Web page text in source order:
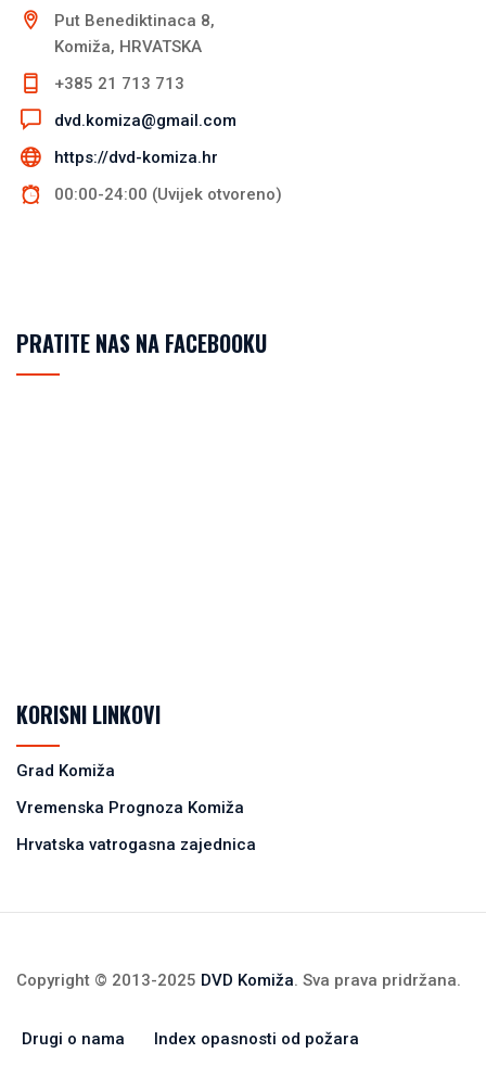
Put Benediktinaca 8,
Komiža, HRVATSKA
+385 21 713 713
dvd.komiza@gmail.com
https://dvd-komiza.hr
00:00-24:00 (Uvijek otvoreno)
PRATITE NAS NA FACEBOOKU
KORISNI LINKOVI
Grad Komiža
Vremenska Prognoza Komiža
Hrvatska vatrogasna zajednica
Copyright © 2013-2025 DVD Komiža. Sva prava pridržana.
Drugi o nama Index opasnosti od požara